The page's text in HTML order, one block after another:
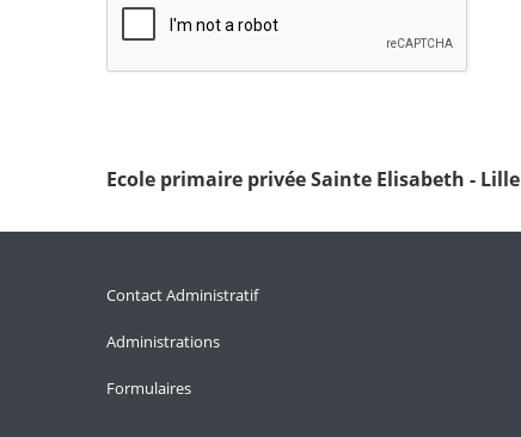
Ecole primaire privée Sainte Elisabeth - Lille
Contact Administratif
Administrations
Formulaires